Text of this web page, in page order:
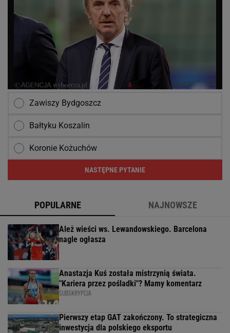
Zawiszy Bydgoszcz
Bałtyku Koszalin
Koronie Kożuchów
NASTĘPNE PYTANIE
POPULARNE NAJNOWSZE
Ależ wieści ws. Lewandowskiego. Barcelona
nagle ogłasza
Anastazja Kuś została mistrzynią świata.
"Kariera przez pośladki"? Mamy komentarz
SUBSKRYPCJA
Pierwszy etap GAT zakończony. To strategiczna
inwestycja dla polskiego eksportu